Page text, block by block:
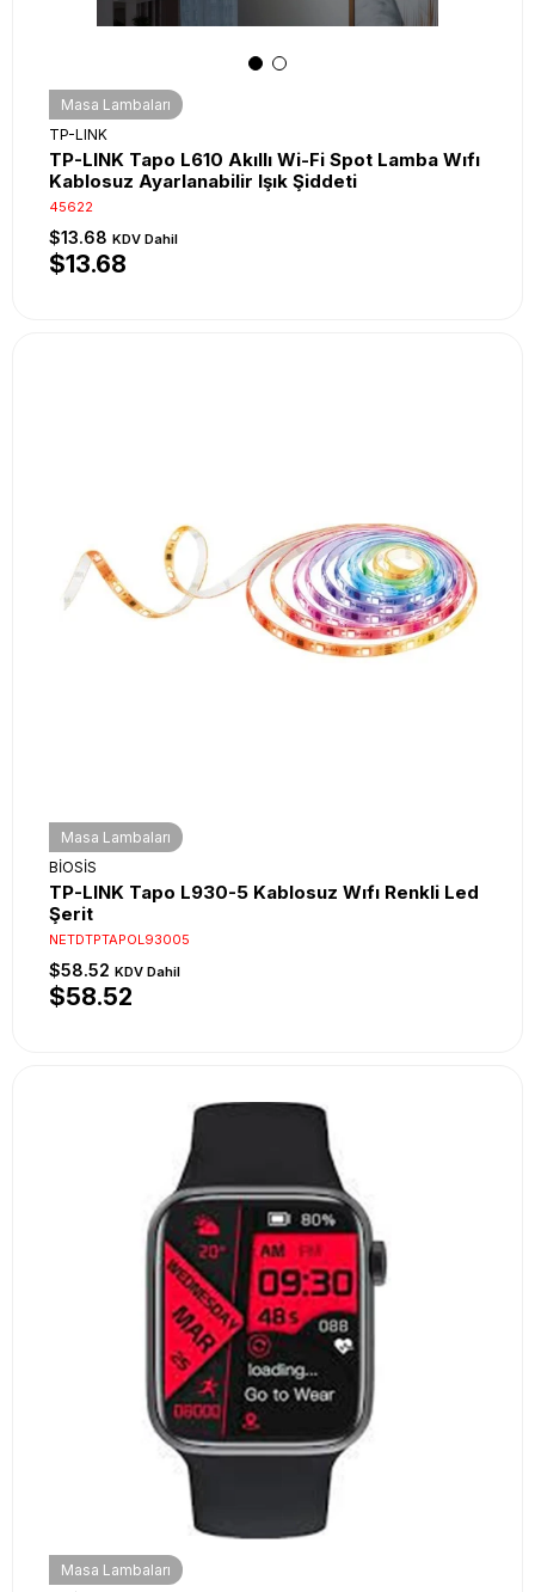
Masa Lambaları
TP-LINK
TP-LINK Tapo L610 Akıllı Wi-Fi Spot Lamba Wıfı
Kablosuz Ayarlanabilir Işık Şiddeti
45622
$13.68 KDV Dahil
$13.68
Masa Lambaları
BİOSİS
TP-LINK Tapo L930-5 Kablosuz Wıfı Renkli Led
Şerit
NETDTPTAPOL93005
$58.52 KDV Dahil
$58.52
Masa Lambaları